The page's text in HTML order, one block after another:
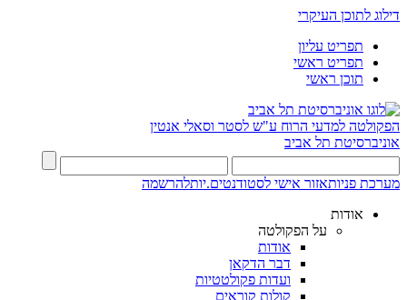
דילוג לתוכן העיקרי
תפריט עליון
תפריט ראשי
תוכן ראשי
הפקולטה למדעי הרוח ע"ש לסטר וסאלי אנטין
אוניברסיטת תל אביב
מערכת פניותאזור אישי לסטודנטים.יותלהרשמה
אודות
על הפקולטה
אודות
דבר הדקאן
ועדות פקולטטיות
קולות קוראים